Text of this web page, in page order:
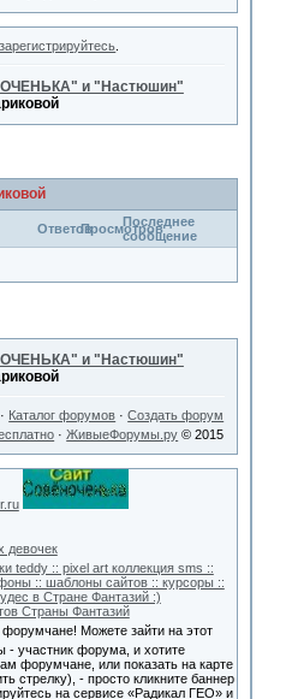
зарегистрируйтесь
и "Настюшин"
ОтветовПросмотров
Последнее
сообщение
и "Настюшин"
· Каталог форумов ·Создать форум
·ЖивыеФорумы.ру © 2015
Можете зайти на этот
- участник форума, и хотите
форумчане, или показать на карте
стрелку), - просто кликните баннер
на сервисе «Радикал ГЕО» и